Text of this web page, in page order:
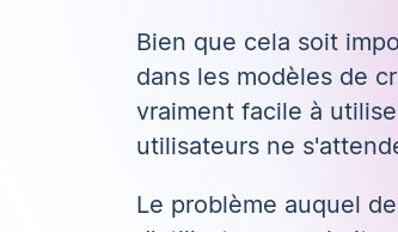
Bien que cela soit
dans les modèles de
vraiment facile à
utilisateurs ne
Le problème auquel